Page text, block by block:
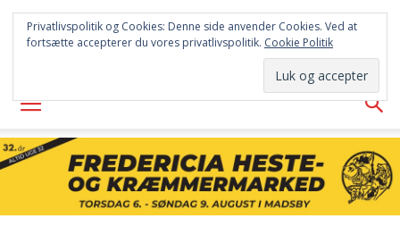
FREDERICIA
AVISEN
Privatlivspolitik og Cookies: Denne side anvender Cookies. Ved at
fortsætte accepterer du vores privatlivspolitik. Cookie Politik